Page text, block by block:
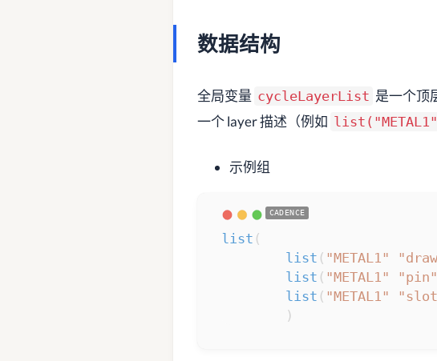
数据结构
全局变量 cycleLayerList 是一个顶
一个 layer 描述（例如
示例组
list (
list ( "METAL1"
list ( "METAL1" "pin"
list ( "METAL1"
)